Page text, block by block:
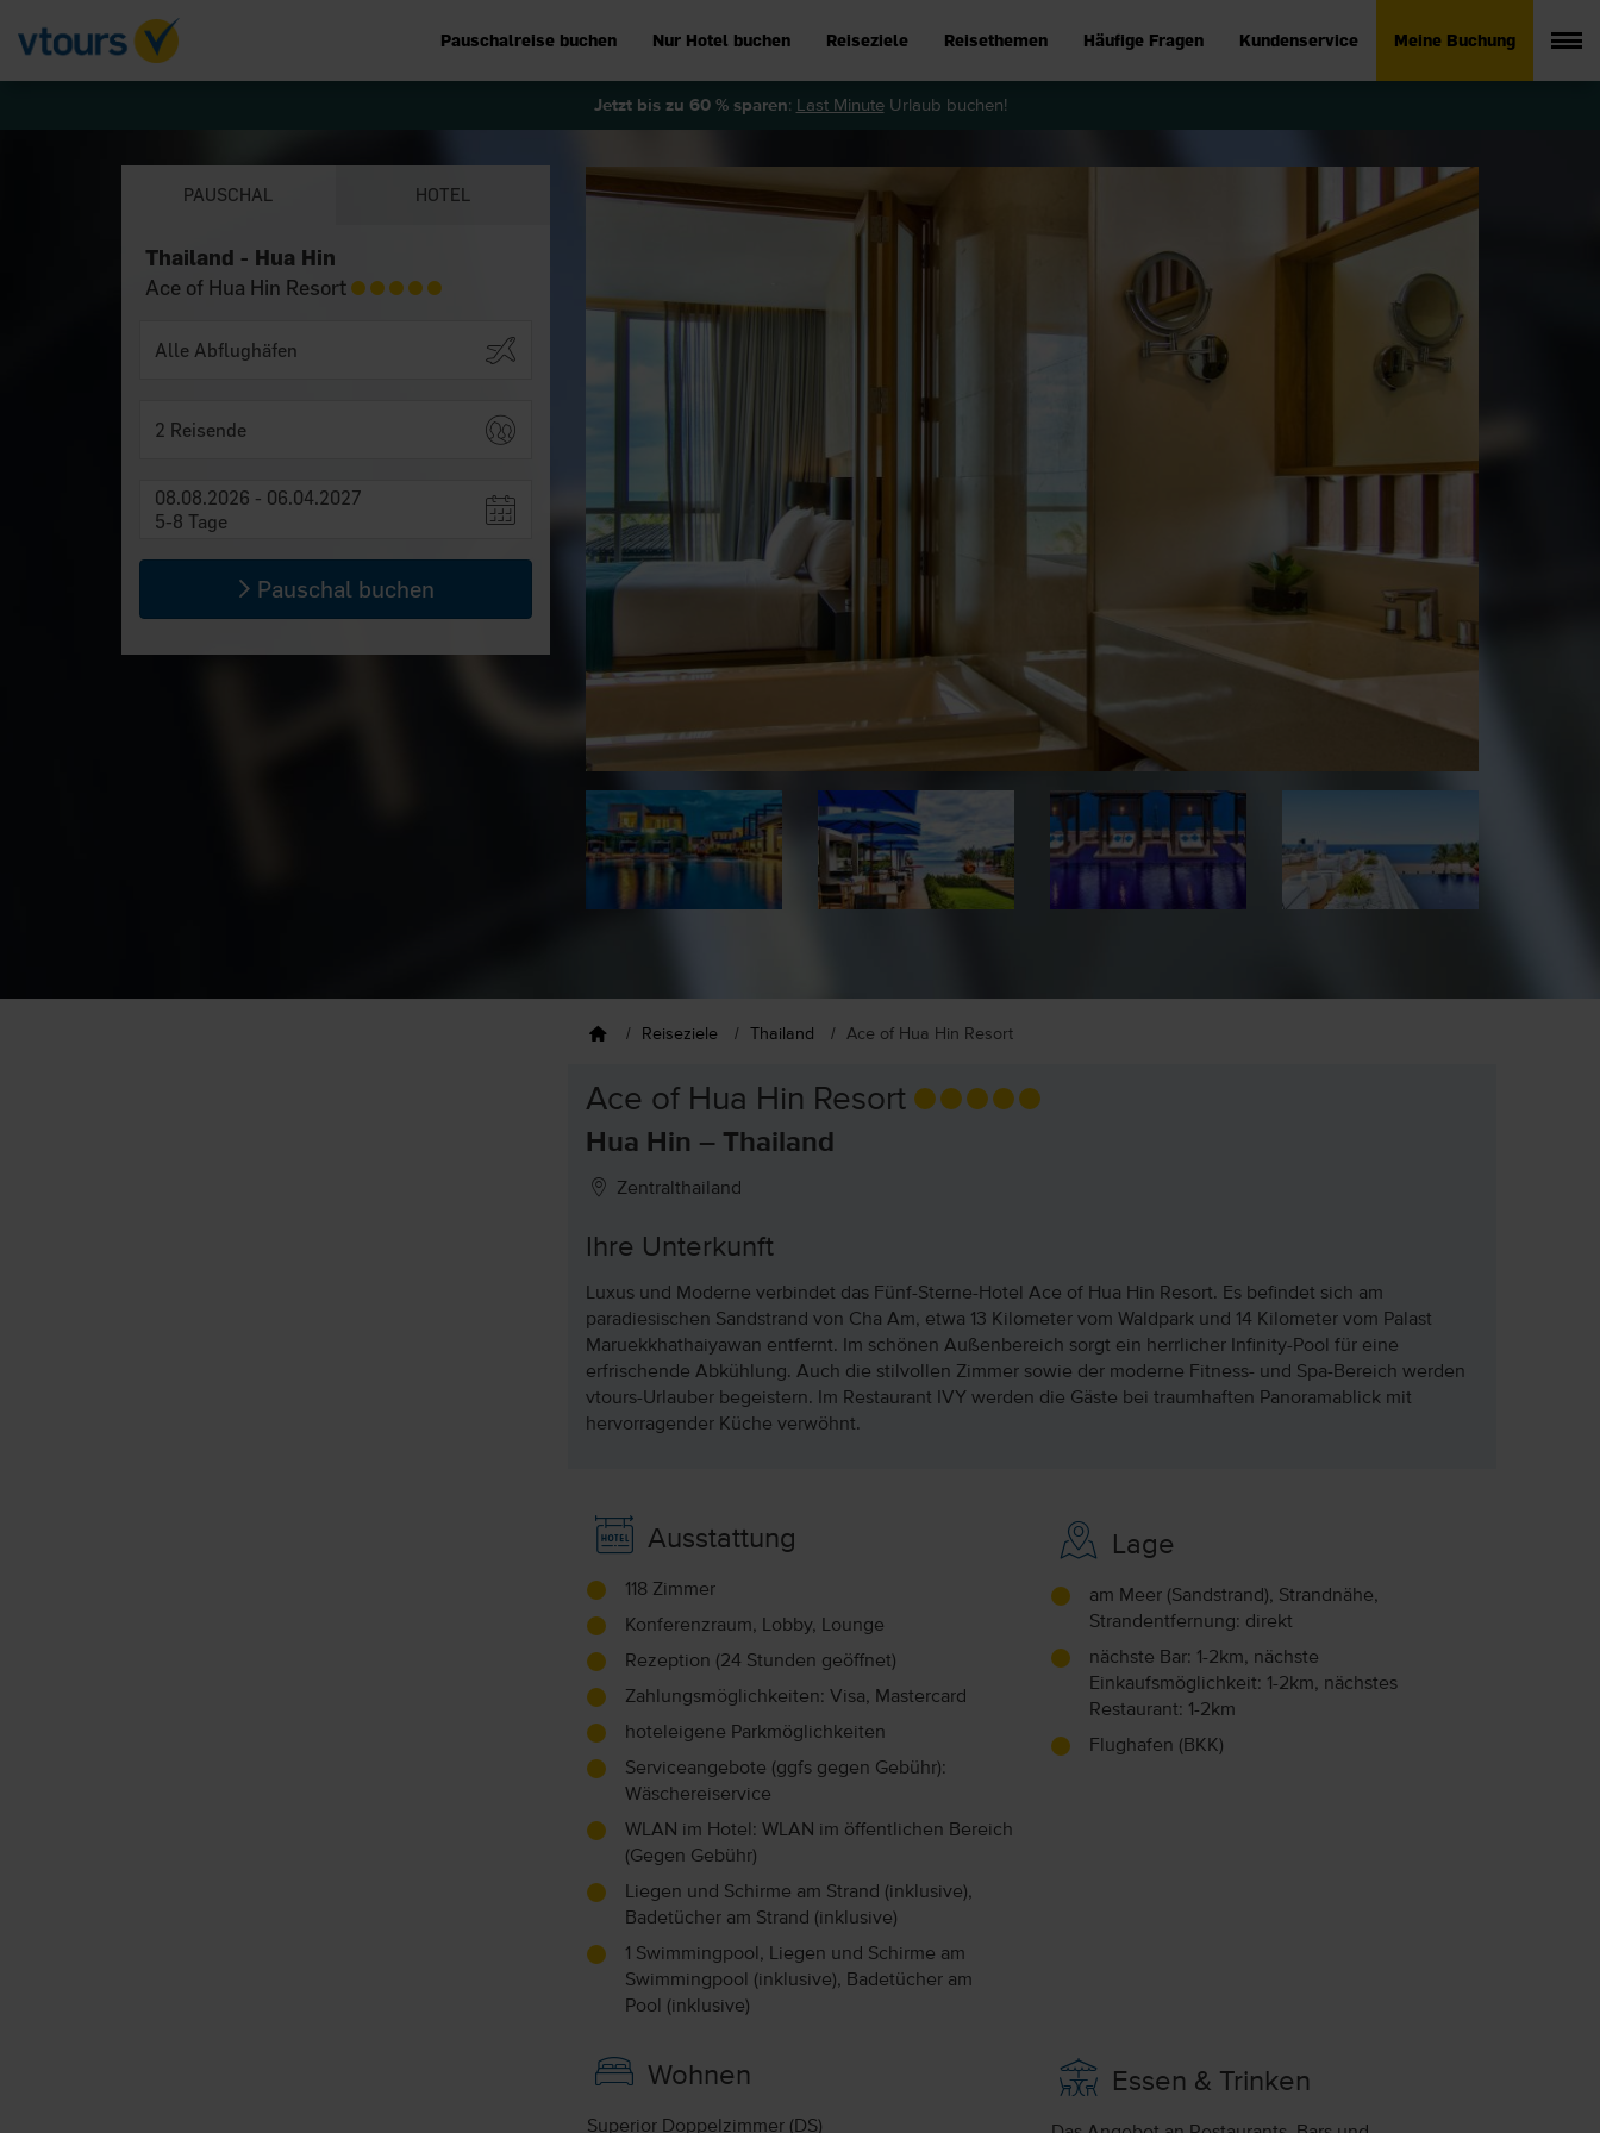
Pauschalreise buchen Nur Hotel buchen Reiseziele Reisethemen Häufige Fragen Kundenservice Meine Buchung
Jetzt bis zu 60 % sparen: Last MinuteUrlaub buchen!
PAUSCHAL HOTEL
Thailand - Hua Hin
Ace of Hua Hin Resort
2 Reisende
08.08.2026 - 06.04.2027
5-8 Tage
Pauschal buchen
Reiseziele Thailand Ace of Hua Hin Resort
Ace of Hua Hin Resort
Hua Hin – Thailand
Zentralthailand
Ihre Unterkunft
Luxus und Moderne verbindet das Fünf-Sterne-Hotel Ace of Hua Hin Resort. Es befindet sich am
paradiesischen Sandstrand von Cha Am, etwa 13 Kilometer vom Waldpark und 14 Kilometer vom Palast
Maruekkhathaiyawan entfernt. Im schönen Außenbereich sorgt ein herrlicher Infinity-Pool für eine
erfrischende Abkühlung. Auch die stilvollen Zimmer sowie der moderne Fitness- und Spa-Bereich werden
vtours-Urlauber begeistern. Im Restaurant IVY werden die Gäste bei traumhaften Panoramablick mit
hervorragender Küche verwöhnt.
Ausstattung
118 Zimmer
Konferenzraum, Lobby, Lounge
Rezeption (24 Stunden geöffnet)
Zahlungsmöglichkeiten: Visa, Mastercard
hoteleigene Parkmöglichkeiten
Serviceangebote (ggfs gegen Gebühr):
Wäschereiservice
WLAN im Hotel: WLAN im öffentlichen Bereich
(Gegen Gebühr)
Liegen und Schirme am Strand (inklusive),
Badetücher am Strand (inklusive)
1 Swimmingpool, Liegen und Schirme am
Swimmingpool (inklusive), Badetücher am
Pool (inklusive)
Lage
am Meer (Sandstrand), Strandnähe,
Strandentfernung: direkt
nächste Bar: 1-2km, nächste
Einkaufsmöglichkeit: 1-2km, nächstes
Restaurant: 1-2km
Flughafen (BKK)
Wohnen
Superior Doppelzimmer (DS)
Essen & Trinken